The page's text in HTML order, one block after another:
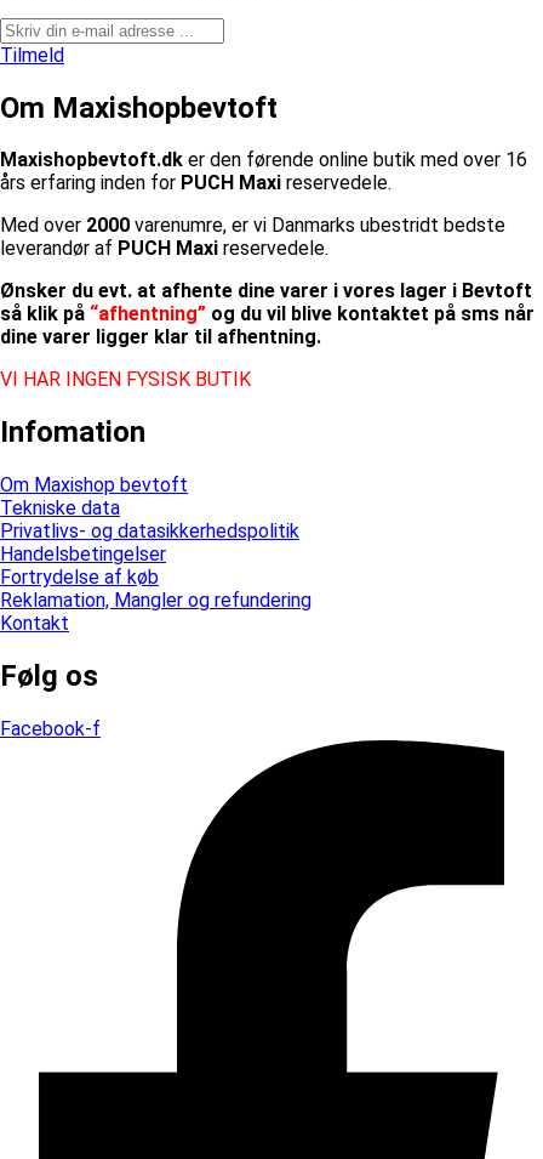
Tilmeld
Om Maxishopbevtoft
Maxishopbevtoft.dk er den førende online butik med over 16
års erfaring inden for PUCH Maxi reservedele.
Med over 2000 varenumre, er vi Danmarks ubestridt bedste
leverandør af PUCH Maxi reservedele.
Ønsker du evt. at afhente dine varer i vores lager i Bevtoft
så klik på “afhentning” og du vil blive kontaktet på sms når
dine varer ligger klar til afhentning.
VI HAR INGEN FYSISK BUTIK
Infomation
Om Maxishop bevtoft
Tekniske data
Privatlivs- og datasikkerhedspolitik
Handelsbetingelser
Fortrydelse af køb
Reklamation, Mangler og refundering
Kontakt
Følg os
Facebook-f